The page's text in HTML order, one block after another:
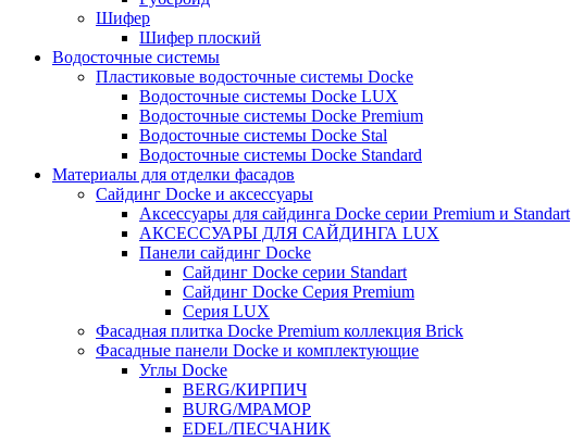
Шифер
Шифер плоский
Водосточные системы
Пластиковые водосточные системы Docke
Водосточные системы Docke LUX
Водосточные системы Docke Premium
Водосточные системы Docke Stal
Водосточные системы Docke Standard
Материалы для отделки фасадов
Сайдинг Docke и аксессуары
Аксессуары для сайдинга Docke серии Premium и Standart
АКСЕССУАРЫ ДЛЯ САЙДИНГА LUX
Панели сайдинг Docke
Cайдинг Docke серии Standart
Сайдинг Docke Серия Premium
Серия LUX
Фасадная плитка Docke Premium коллекция Brick
Фасадные панели Docke и комплектующие
Углы Docke
BERG/КИРПИЧ
BURG/МРАМОР
EDEL/ПЕСЧАНИК